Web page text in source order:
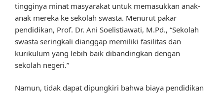
tingginya minat masyarakat untuk memasukkan anak-
anak mereka ke sekolah swasta. Menurut pakar
pendidikan, Prof. Dr. Ani Soelistiawati, M.Pd., “Sekolah
swasta seringkali dianggap memiliki fasilitas dan
kurikulum yang lebih baik dibandingkan dengan
sekolah negeri.”
Namun, tidak dapat dipungkiri bahwa biaya pendidikan